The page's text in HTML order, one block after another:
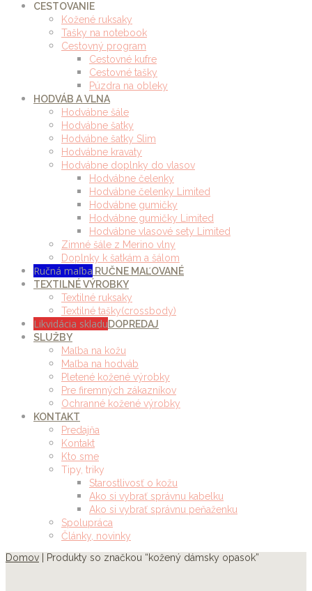
CESTOVANIE
Kožené ruksaky
Tašky na notebook
Cestovný program
Cestovné kufre
Cestovné tašky
Púzdra na obleky
HODVÁB A VLNA
Hodvábne šále
Hodvábne šatky
Hodvábne šatky Slim
Hodvábne kravaty
Hodvábne doplnky do vlasov
Hodvábne čelenky
Hodvábne čelenky Limited
Hodvábne gumičky
Hodvábne gumičky Limited
Hodvábne vlasové sety Limited
Zimné šále z Merino vlny
Doplnky k šatkám a šálom
Ručná maľba RUČNE MAĽOVANÉ
TEXTILNÉ VÝROBKY
Textilné ruksaky
Textilné tašky(crossbody)
Likvidácia skladuDOPREDAJ
SLUŽBY
Maľba na kožu
Maľba na hodváb
Pletené kožené výrobky
Pre firemných zákazníkov
Ochranné kožené výrobky
KONTAKT
Predajňa
Kontakt
Kto sme
Tipy, triky
Starostlivosť o kožu
Ako si vybrať správnu kabelku
Ako si vybrať správnu peňaženku
Spolupráca
Články, novinky
Domov | Produkty so značkou “kožený dámsky opasok”